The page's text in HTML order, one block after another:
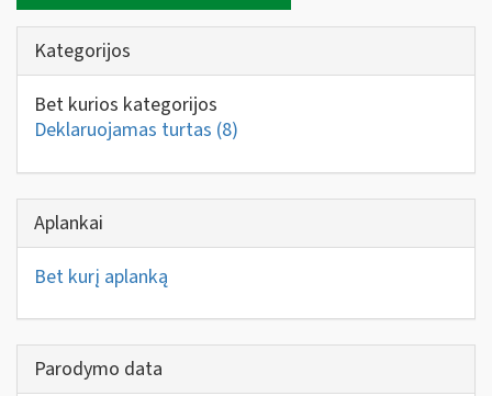
Kategorijos
Bet kurios kategorijos
Deklaruojamas turtas (8)
Aplankai
Bet kurį aplanką
Parodymo data